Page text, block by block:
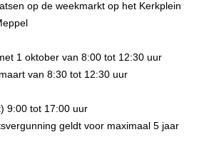
op de weekmarkt op het Kerkplein
1 oktober van 8:00 tot 12:30 uur
van 8:30 tot 12:30 uur
9:00 tot 17:00 uur
geldt voor maximaal 5 jaar